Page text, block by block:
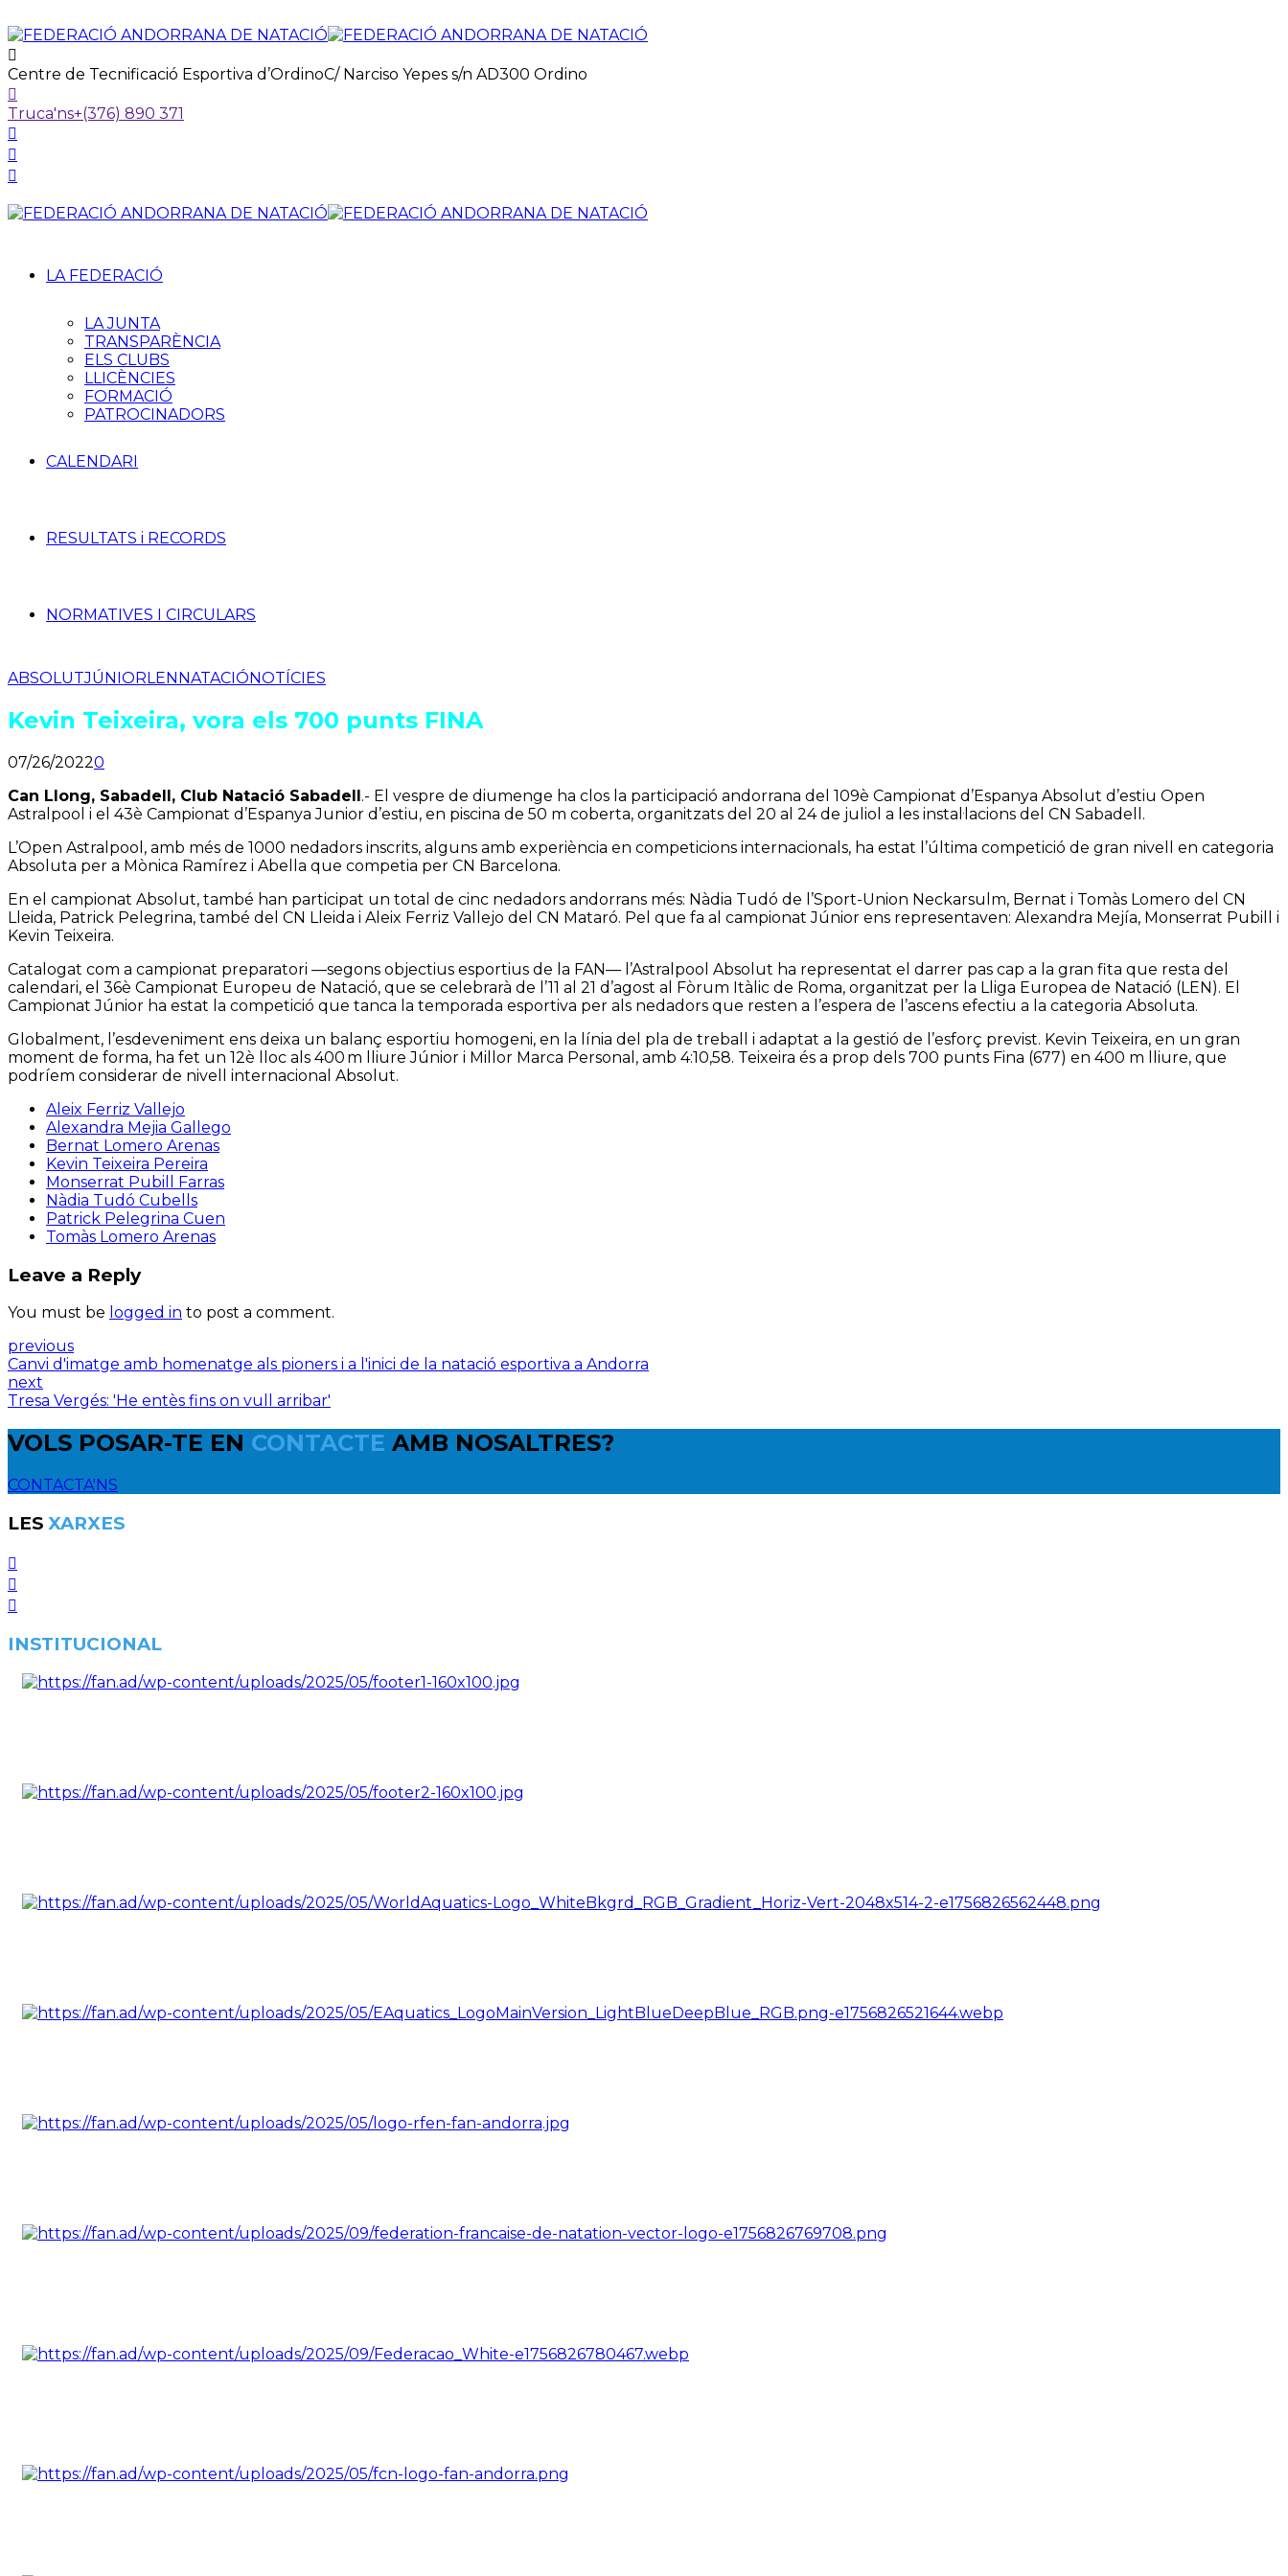
Centre de Tecnificació Esportiva d’OrdinoC/ Narciso Yepes s/n AD300 Ordino
Truca'ns+(376) 890 371
LA FEDERACIÓ
LA JUNTA
TRANSPARÈNCIA
ELS CLUBS
LLICÈNCIES
FORMACIÓ
PATROCINADORS
CALENDARI
RESULTATS i RECORDS
NORMATIVES I CIRCULARS
ABSOLUTJÚNIORLENNATACIÓNOTÍCIES
Kevin Teixeira, vora els 700 punts FINA
07/26/20220
Can Llong, Sabadell, Club Natació Sabadell.- El vespre de diumenge ha clos la participació andorrana del 109è Campionat d’Espanya Absolut d’estiu Open
Astralpool i el 43è Campionat d’Espanya Junior d’estiu, en piscina de 50 m coberta, organitzats del 20 al 24 de juliol a les instal·lacions del CN Sabadell.
L’Open Astralpool, amb més de 1000 nedadors inscrits, alguns amb experiència en competicions internacionals, ha estat l’última competició de gran nivell en categoria
Absoluta per a Mònica Ramírez i Abella que competia per CN Barcelona.
En el campionat Absolut, també han participat un total de cinc nedadors andorrans més: Nàdia Tudó de l’Sport-Union Neckarsulm, Bernat i Tomàs Lomero del CN
Lleida, Patrick Pelegrina, també del CN Lleida i Aleix Ferriz Vallejo del CN Mataró. Pel que fa al campionat Júnior ens representaven: Alexandra Mejía, Monserrat Pubill i
Kevin Teixeira.
Catalogat com a campionat preparatori —segons objectius esportius de la FAN— l’Astralpool Absolut ha representat el darrer pas cap a la gran fita que resta del
calendari, el 36è Campionat Europeu de Natació, que se celebrarà de l’11 al 21 d’agost al Fòrum Itàlic de Roma, organitzat per la Lliga Europea de Natació (LEN). El
Campionat Júnior ha estat la competició que tanca la temporada esportiva per als nedadors que resten a l’espera de l’ascens efectiu a la categoria Absoluta.
Globalment, l’esdeveniment ens deixa un balanç esportiu homogeni, en la línia del pla de treball i adaptat a la gestió de l’esforç previst. Kevin Teixeira, en un gran
moment de forma, ha fet un 12è lloc als 400 m lliure Júnior i Millor Marca Personal, amb 4:10,58. Teixeira és a prop dels 700 punts Fina (677) en 400 m lliure, que
podríem considerar de nivell internacional Absolut.
Aleix Ferriz Vallejo
Alexandra Mejia Gallego
Bernat Lomero Arenas
Kevin Teixeira Pereira
Monserrat Pubill Farras
Nàdia Tudó Cubells
Patrick Pelegrina Cuen
Tomàs Lomero Arenas
Leave a Reply
You must be logged in to post a comment.
previous
Canvi d'imatge amb homenatge als pioners i a l'inici de la natació esportiva a Andorra
next
Tresa Vergés: 'He entès fins on vull arribar'
VOLS POSAR-TE EN CONTACTE AMB NOSALTRES?
CONTACTA'NS
LES XARXES
INSTITUCIONAL